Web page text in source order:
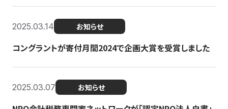
2025.03.14 お知らせ
コングラントが寄付月間2024で企画大賞を受賞しました
2025.03.07 お知らせ